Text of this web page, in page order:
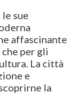
sue
affascinante
per gli
La città
e
la